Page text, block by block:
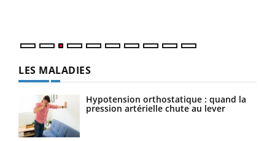
LES MALADIES
Hypotension orthostatique : quand la
pression artérielle chute au lever